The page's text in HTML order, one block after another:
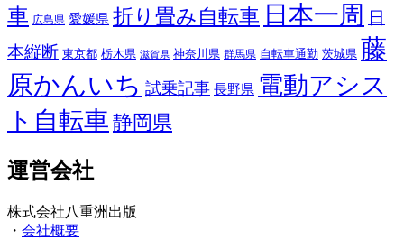
車 広島県 愛媛県 折り畳み自転車 日本一周 日
本縦断 東京都 栃木県 滋賀県 神奈川県 群馬県 自転車通勤 茨城県 藤
原かんいち 試乗記事 長野県 電動アシス
ト自転車 静岡県
運営会社
株式会社八重洲出版
・ 会社概要